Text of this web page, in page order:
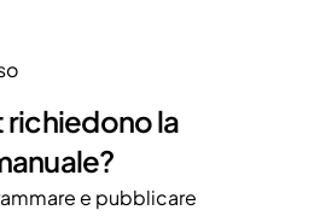
richiedono la
e pubblicare